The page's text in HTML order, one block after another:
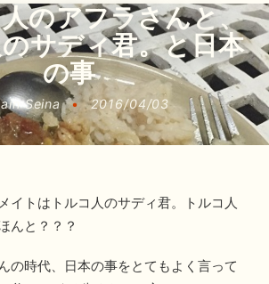
のアフラさんと、
サディ君。と日本
の事
Seina • 2016/04/03
イトはトルコ人のサディ君。トルコ人
んと？？？
の時代、日本の事をとてもよく言って